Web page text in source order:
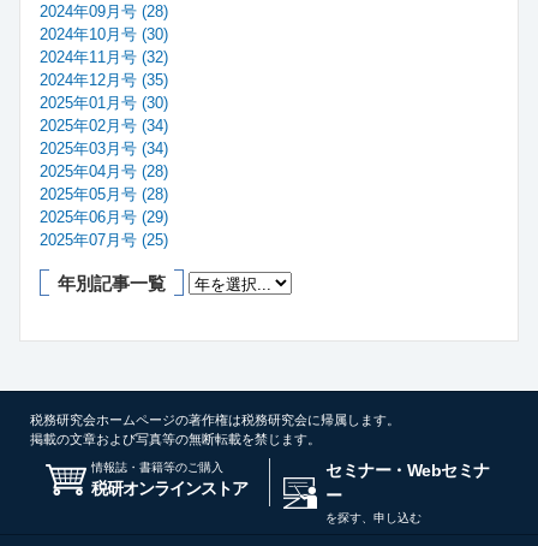
2024年09月号 (28)
2024年10月号 (30)
2024年11月号 (32)
2024年12月号 (35)
2025年01月号 (30)
2025年02月号 (34)
2025年03月号 (34)
2025年04月号 (28)
2025年05月号 (28)
2025年06月号 (29)
2025年07月号 (25)
年別記事一覧
税務研究会ホームページの著作権は税務研究会に帰属します。
掲載の文章および写真等の無断転載を禁じます。
情報誌・書籍等のご購入
税研オンラインストア
セミナー・Webセミナ
ー
を探す、申し込む